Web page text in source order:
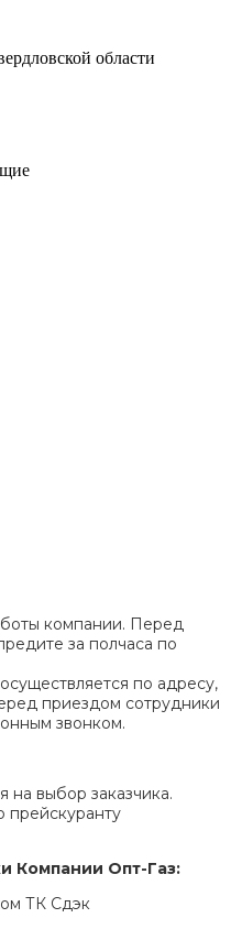
области
компании. Перед
за полчаса по
по адресу,
приездом сотрудники
звонком.
на выбор заказчика.
прейскуранту
Компании Опт-Газ:
ТК Сдэк